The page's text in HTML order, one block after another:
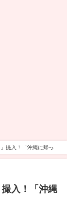
撮入！「沖縄に帰って
入！「沖縄